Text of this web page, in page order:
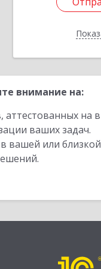
внимание на:
аттестованных
ваших задач.
или